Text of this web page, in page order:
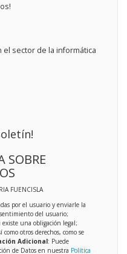
sector de la informática
SOBRE
FUENCISLA
por el usuario y enviarle la
del usuario;
existe una obligación legal;
otros derechos, como se
Adicional: Puede
de Datos en nuestra Política